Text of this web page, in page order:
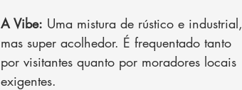
A Vibe: Uma mistura de rústico e industrial,
mas super acolhedor. É frequentado tanto
por visitantes quanto por moradores locais
exigentes.